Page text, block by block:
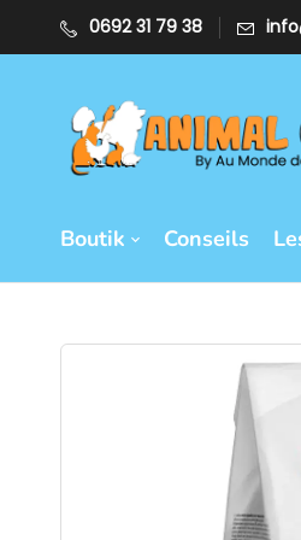
0692 31 79 38
Boutik Conseils